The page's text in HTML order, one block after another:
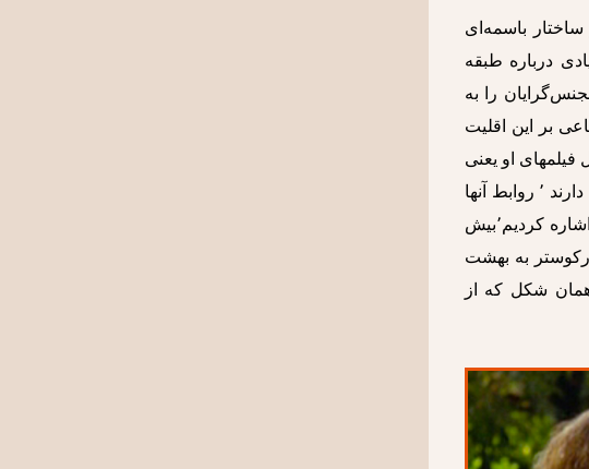
بود که در ساختار باسمه‌ای
درباره طبقه
می‌شوند. فاسبیندر که خود همجنسگرا بود٬ جامعه همجنس‌گرایان را به
بر این اقلیت
فیلمهای او یعنی
«فاکس و رفقایش» و «اشکهای تلخ پترا فون‌کانت» شخصیت‌های داستان با اینکه به همجنس گرایش دارند ٬ روابط آنها
از همان قواعد دگرجنس‌گرایانه پیروی می‌کند. نگاه او به طبقه‌کارگر هم همانطور که پیشتر در متن اشاره کردیم٬‌بیش
یعنی «مادرکوستر به بهشت
شکل که از